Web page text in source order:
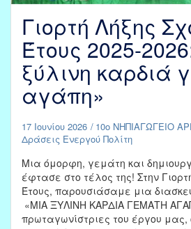
Γιορτή Λήξης
Έτους 2025-
ξύλινη καρδιά
αγάπη»
17 Ιουνίου 2026
10ο ΝΗΠΙΑΓΩΓΕΙΟ
Δράσεις Ενεργού Πολίτη
Μια όμορφη, γεμάτη και
έφτασε στο τέλος της! Στην
Έτους, παρουσιάσαμε μια
«ΜΙΑ ΞΥΛΙΝΗ ΚΑΡΔΙΑ ΓΕΜΑΤΗ
πρωταγωνίστριες του έργου